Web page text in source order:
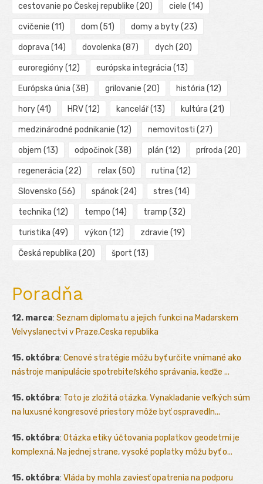
cestovanie po Českej republike (20) ciele (14)
cvičenie (11) dom (51) domy a byty(23)
doprava (14) dovolenka (87) dych (20)
euroregióny(12) európska integrácia (13)
Európska únia (38) grilovanie (20) história (12)
hory(41) HRV(12) kancelář(13) kultúra (21)
medzinárodné podnikanie (12) nemovitosti (27)
objem (13) odpočinok(38) plán (12) príroda (20)
regenerácia (22) relax (50) rutina (12)
Slovensko (56) spánok(24) stres (14)
technika (12) tempo (14) tramp (32)
turistika (49) výkon (12) zdravie (19)
Česká republika (20) šport (13)
Poradňa
12. marca: Seznam diplomatu a jejich funkci na Madarskem
Velvyslanectvi v Praze,Ceska republika
15. októbra: Cenové stratégie môžu byť určite vnímané ako
nástroje manipulácie spotrebiteľského správania, keďže ...
15. októbra: Toto je zložitá otázka. Vynakladanie veľkých súm
na luxusné kongresové priestory môže byť ospravedln...
15. októbra: Otázka etiky účtovania poplatkov geodetmi je
komplexná. Na jednej strane, vysoké poplatky môžu byť o...
15. októbra: Vláda by mohla zaviesť opatrenia na podporu